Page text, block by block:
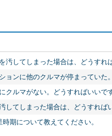
汚してしまった場合は、どうすれ
ョンに他のクルマが停まっていた
クルマがない。どうすればいいで
してしまった場合は、どうすれば
期について教えてください。